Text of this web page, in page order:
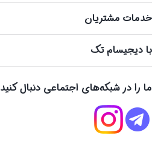
خدمات مشتریان
با دیجیسام تک
ما را در شبکه‌های اجتماعی دنبال کنید